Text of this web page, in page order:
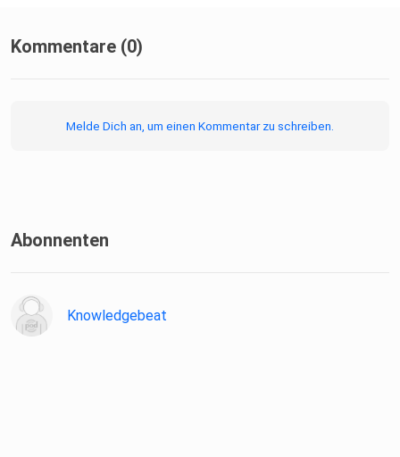
Kommentare (0)
Melde Dich an, um einen Kommentar zu schreiben.
Abonnenten
Knowledgebeat